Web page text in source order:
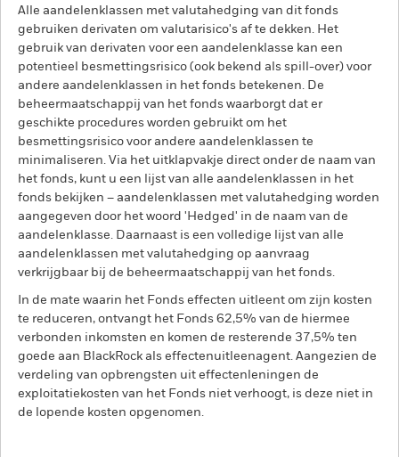
Alle aandelenklassen met valutahedging van dit fonds
gebruiken derivaten om valutarisico's af te dekken. Het
gebruik van derivaten voor een aandelenklasse kan een
potentieel besmettingsrisico (ook bekend als spill-over) voor
andere aandelenklassen in het fonds betekenen. De
beheermaatschappij van het fonds waarborgt dat er
geschikte procedures worden gebruikt om het
besmettingsrisico voor andere aandelenklassen te
minimaliseren. Via het uitklapvakje direct onder de naam van
het fonds, kunt u een lijst van alle aandelenklassen in het
fonds bekijken – aandelenklassen met valutahedging worden
aangegeven door het woord 'Hedged' in de naam van de
aandelenklasse. Daarnaast is een volledige lijst van alle
aandelenklassen met valutahedging op aanvraag
verkrijgbaar bij de beheermaatschappij van het fonds.
In de mate waarin het Fonds effecten uitleent om zijn kosten
te reduceren, ontvangt het Fonds 62,5% van de hiermee
verbonden inkomsten en komen de resterende 37,5% ten
goede aan BlackRock als effectenuitleenagent. Aangezien de
verdeling van opbrengsten uit effectenleningen de
exploitatiekosten van het Fonds niet verhoogt, is deze niet in
de lopende kosten opgenomen.